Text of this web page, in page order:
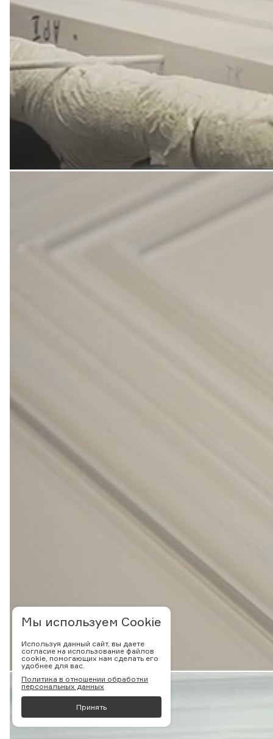
Мы используем Cookie
Используя данный сайт, вы даете
согласие на использование файлов
cookie, помогающих нам сделать его
удобнее для вас.
Политика в отношении обработки
персональных данных
Принять